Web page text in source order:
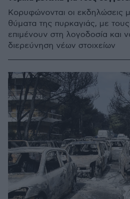
Κορυφώνονται οι εκδηλώσεις
θύματα της πυρκαγιάς, με
επιμένουν στη λογοδοσία και
διερεύνηση νέων στοιχείων